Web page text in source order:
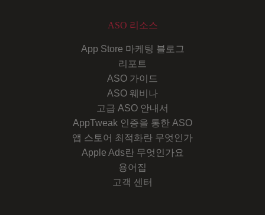
ASO 리소스
App Store 마케팅 블로그
리포트
ASO 가이드
ASO 웨비나
고급 ASO 안내서
AppTweak 인증을 통한 ASO
앱 스토어 최적화란 무엇인가
Apple Ads란 무엇인가요
용어집
고객 센터